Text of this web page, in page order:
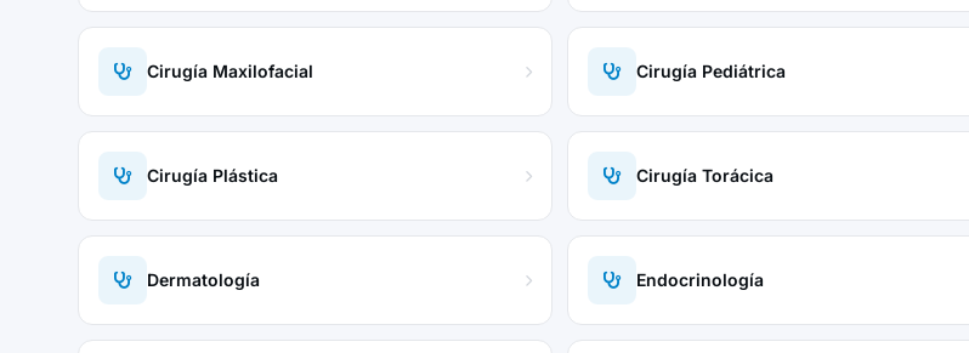
Cirugía Maxilofacial Cirugía Pediátrica
Cirugía Plástica Cirugía Torácica
Dermatología Endocrinología